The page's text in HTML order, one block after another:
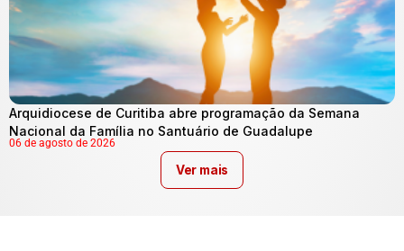
Arquidiocese de Curitiba abre programação da Semana
Nacional da Família no Santuário de Guadalupe
06 de agosto de 2026
Ver mais